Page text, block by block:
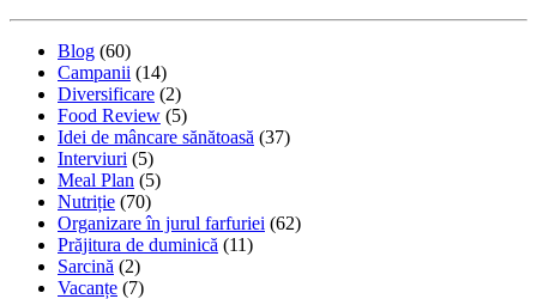
Blog (60)
Campanii (14)
Diversificare (2)
Food Review (5)
Idei de mâncare sănătoasă (37)
Interviuri (5)
Meal Plan (5)
Nutriție (70)
Organizare în jurul farfuriei (62)
Prăjitura de duminică (11)
Sarcină (2)
Vacanțe (7)